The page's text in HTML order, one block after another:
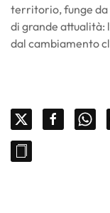
territorio, funge da
di grande attualità:
dal cambiamento